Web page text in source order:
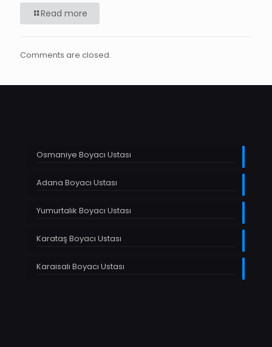
Read more
Comments are closed.
Osmaniye Boyacı Ustası
Adana Boyacı Ustası
Yumurtalık Boyacı Ustası
Karataş Boyacı Ustası
Karaisalı Boyacı Ustası